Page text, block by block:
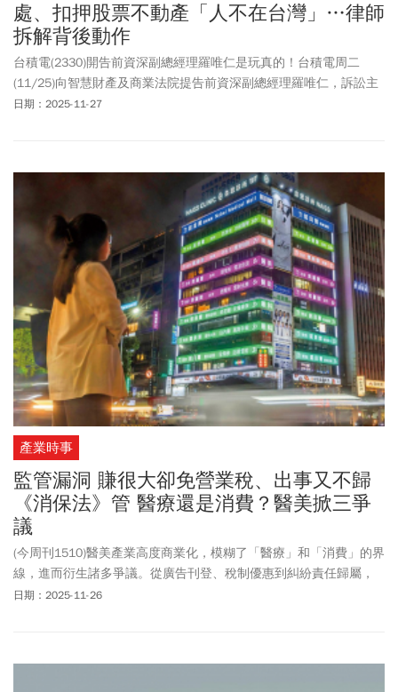
處、扣押股票不動產「人不在台灣」…律師
拆解背後動作
台積電(2330)開告前資深副總經理羅唯仁是玩真的！台積電周二
(11/25)向智慧財產及商業法院提告前資深副總經理羅唯仁，訴訟主
張係依據雙方的聘僱合約、羅唯仁任職期間所簽署的競業禁止承諾
碟等證物，並向智商法院聲請扣押羅唯仁股票、不動產獲准，不過
日期：2025-11-27
產業時事
監管漏洞 賺很大卻免營業稅、出事又不歸
《消保法》管 醫療還是消費？醫美掀三爭
議
(今周刊1510)醫美產業高度商業化，模糊了「醫療」和「消費」的界
線，進而衍生諸多爭議。從廣告刊登、稅制優惠到糾紛責任歸屬，
醫美的定位究竟為何？應該重新檢視思考。
日期：2025-11-26